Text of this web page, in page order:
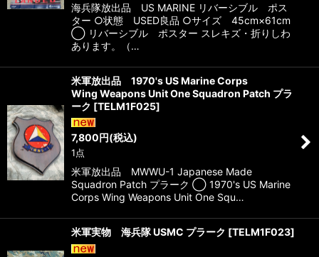
海兵隊放出品 US MARINE リバーシブル ポス
ター ○状態 USED良品 ○サイズ 45cm×61cm
◯ リバーシブル ポスター スレキズ・折りしわ
あります。（…
米軍放出品 1970's US Marine Corps
Wing Weapons Unit One Squadron Patch プラ
ーク [TELM1F025]
7,800円(税込)
1点
米軍放出品 MWWU-1 Japanese Made
Squadron Patch プラーク ◯ 1970's US Marine
Corps Wing Weapons Unit One Squ…
米軍実物 海兵隊 USMC プラーク [TELM1F023]